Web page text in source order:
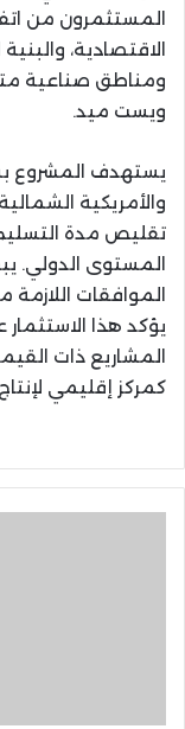
المستثمرون من
الاقتصادية،
ومناطق صناعية
ويست ميد.
يستهدف المشروع
والأمريكية
تقليص مدة التسليم
المستوى الدولي.
الموافقات
يؤكد هذا
المشاريع ذات
كمركز إقليمي
مخاوف